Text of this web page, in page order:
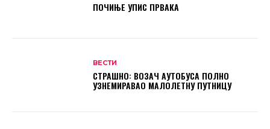
ПОЧИЊЕ УПИС ПРВАКА
ВЕСТИ
СТРАШНО: ВОЗАЧ АУТОБУСА ПОЛНО
УЗНЕМИРАВАО МАЛОЛЕТНУ ПУТНИЦУ